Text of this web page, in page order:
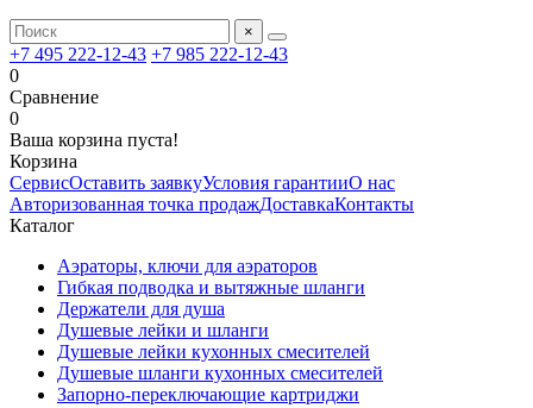
×
+7 495 222-12-43 +7 985 222-12-43
0
Сравнение
0
Ваша корзина пуста!
Корзина
СервисОставить заявкуУсловия гарантииО нас
Авторизованная точка продажДоставкаКонтакты
Каталог
Аэраторы, ключи для аэраторов
Гибкая подводка и вытяжные шланги
Держатели для душа
Душевые лейки и шланги
Душевые лейки кухонных смесителей
Душевые шланги кухонных смесителей
Запорно-переключающие картриджи